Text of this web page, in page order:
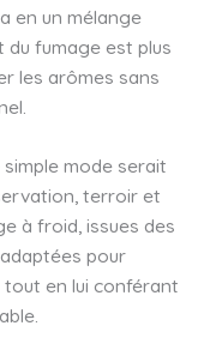
en un mélange
du fumage est plus
les arômes sans
mode serait
terroir et
à froid, issues des
pour
en lui conférant